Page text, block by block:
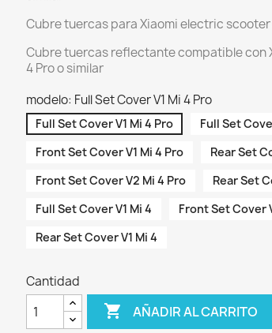
Cubre tuercas para Xiaomi electric scooter
Cubre tuercas reflectante compatible con
4 Pro o similar
modelo: Full Set Cover V1 Mi 4 Pro
Full Set Cover V1 Mi 4 Pro
Full Set
Front Set Cover V1 Mi 4 Pro
Rear Set
Front Set Cover V2 Mi 4 Pro
Rear Set
Full Set Cover V1 Mi 4
Front Set Cover
Rear Set Cover V1 Mi 4
Cantidad
 AÑADIR AL CARRITO